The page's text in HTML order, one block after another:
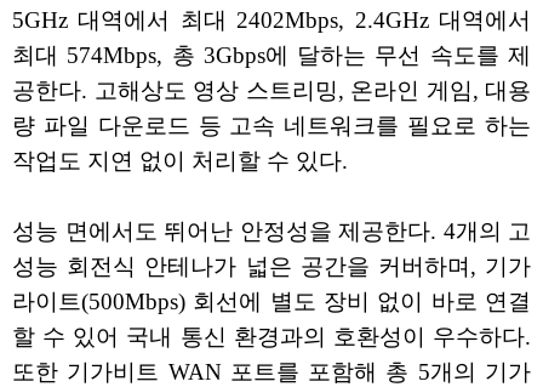
5GHz 대역에서 최대 2402Mbps, 2.4GHz 대역에서
최대 574Mbps, 총 3Gbps에 달하는 무선 속도를 제
공한다. 고해상도 영상 스트리밍, 온라인 게임, 대용
량 파일 다운로드 등 고속 네트워크를 필요로 하는
작업도 지연 없이 처리할 수 있다.
성능 면에서도 뛰어난 안정성을 제공한다. 4개의 고
성능 회전식 안테나가 넓은 공간을 커버하며, 기가
라이트(500Mbps) 회선에 별도 장비 없이 바로 연결
할 수 있어 국내 통신 환경과의 호환성이 우수하다.
또한 기가비트 WAN 포트를 포함해 총 5개의 기가